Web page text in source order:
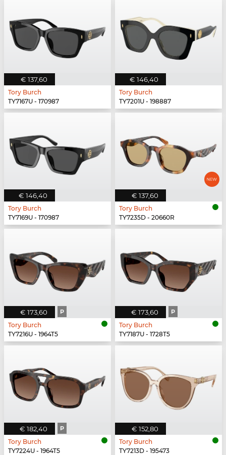
€ 137,60
Tory Burch
TY7167U - 170987
€ 146,40
Tory Burch
TY7201U - 198887
€ 146,40
Tory Burch
TY7169U - 170987
€ 137,60
Tory Burch
TY7235D - 20660R
€ 173,60 P
Tory Burch
TY7216U - 1964T5
€ 173,60 P
Tory Burch
TY7187U - 1728T5
€ 182,40 P
Tory Burch
TY7224U - 1964T5
€ 152,80
Tory Burch
TY7213D - 195473